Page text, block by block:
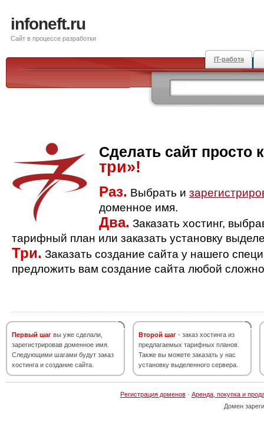
infoneft.ru
Сайт в процессе разработки
IT-работа
Сделать сайт просто
три»!
Раз. Выбрать и
доменное имя.
Два. Заказать хостинг,
тарифный план или заказать установку
Три. Заказать создание сайта у нашего
предложить вам создание сайта любой
Первый шаг вы уже сделали,
зарегистрировав доменное имя.
Следующими шагами будут заказ
хостинга и создание сайта.
Второй шаг - заказ хостинга из
предлагаемых тарифных планов.
Также вы можете заказать у нас
установку выделенного сервера.
Регистрация доменов · Аренда, покупка и
Домен